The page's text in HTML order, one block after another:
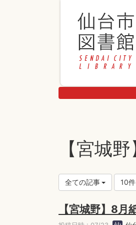
【宮城
全ての記事 10件
【宮城野】8月